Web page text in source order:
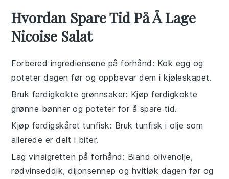
Hvordan Spare Tid På Å Lage
Nicoise Salat
Forbered ingrediensene på forhånd : Kok egg og
poteter dagen før og oppbevar dem i kjøleskapet.
Bruk ferdigkokte grønnsaker: Kjøp ferdigkokte
grønne bønner og poteter for å spare tid.
Kjøp ferdigskåret tunfisk: Bruktunfisk i olje som
allerede er delt i biter.
Lag vinaigretten på forhånd : Bland olivenolje,
rødvinseddik,dijonsennep og hvitløk dagen før og